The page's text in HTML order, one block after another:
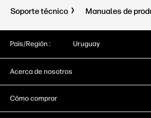
Soporte técnico
Manuales de
País/Región : Uruguay
Acerca de nosotros
Cómo comprar